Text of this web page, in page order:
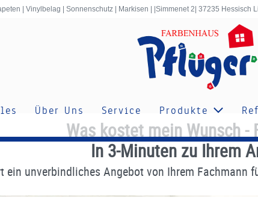
| Vinylbelag | Sonnenschutz | Markisen | |Simmenet 2| 37235 Hessisch
Über Uns Service Produkte
Was kostet mein Wunsch -
In 3-Minuten zu Ihrem
ein unverbindliches Angebot von Ihrem Fachmann